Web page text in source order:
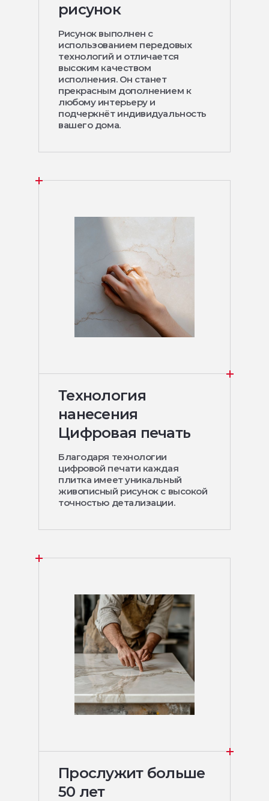
рисунок
Рисунок выполнен с
использованием передовых
технологий и отличается
высоким качеством
исполнения. Он станет
прекрасным дополнением к
любому интерьеру и
подчеркнёт индивидуальность
вашего дома.
Технология
нанесения
Цифровая печать
Благодаря технологии
цифровой печати каждая
плитка имеет уникальный
живописный рисунок с высокой
точностью детализации.
Прослужит больше
50 лет